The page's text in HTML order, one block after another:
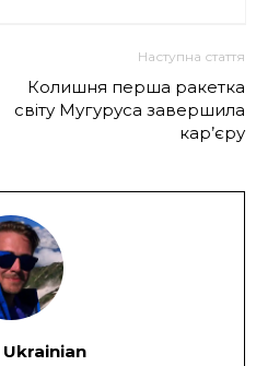
Наступна стаття
Колишня перша ракетка
світу Мугуруса завершила
кар’єру